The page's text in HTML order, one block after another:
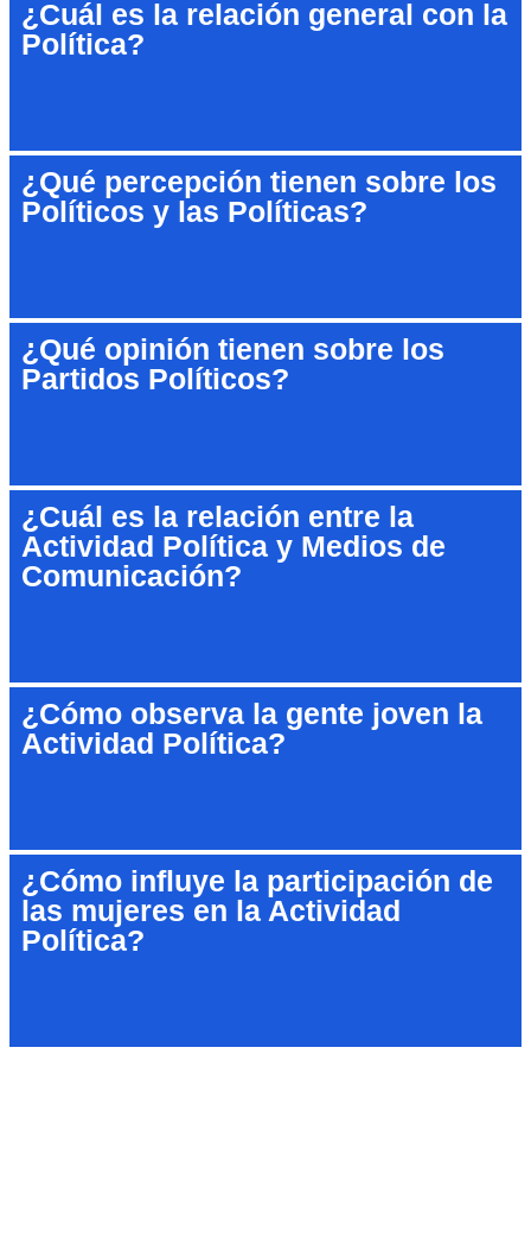
¿Cuál es la relación general con la
Política?​
¿Qué percepción tienen sobre los
Políticos y las Políticas?
¿Qué opinión tienen sobre los
Partidos Políticos?
¿Cuál es la relación entre la
Actividad Política y Medios de
Comunicación?
¿Cómo observa la gente joven la
Actividad Política?
¿Cómo influye la participación de
las mujeres en la Actividad
Política?